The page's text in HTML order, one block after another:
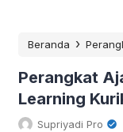
Beranda ›
Perangkat
Learning
Supriyadi Pro